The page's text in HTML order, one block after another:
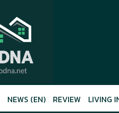
NEWS (EN) REVIEW LIVING